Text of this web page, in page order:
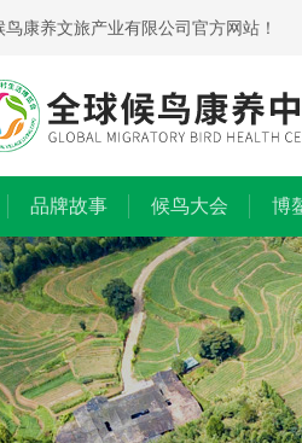
康养文旅产业有限公司官方网站！
品牌故事 候鸟大会 博